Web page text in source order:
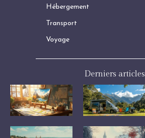
Hébergement
Transport
Voyage
Derniers articles